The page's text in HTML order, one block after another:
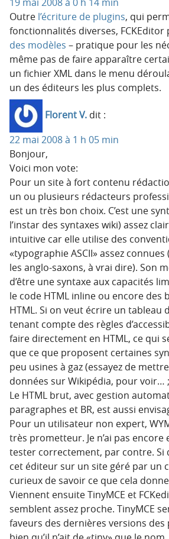
Outre l’écriture de plugins, qui
fonctionnalités diverses, FCKEditor
des modèles – pratique pour les
même pas de faire apparaître
un fichier XML dans le menu
un des éditeurs les plus complets.
Florent V. dit :
22 mai 2008 à 1 h 05 min
Bonjour,
Voici mon vote:
Pour un site à fort contenu
un ou plusieurs rédacteurs
est un très bon choix. C’est une
l’instar des syntaxes wiki) assez
intuitive car elle utilise des
«typographie ASCII» assez
les anglo-saxons, à vrai dire). Son
d’être une syntaxe aux capacités
le code HTML inline ou encore des
HTML. Si on veut écrire un tableau
tenant compte des règles
faire directement en HTML, ce qui
que ce que proposent certaines
peu usines à gaz (essayez de
données sur Wikipédia, pour voir…
Le HTML brut, avec gestion
paragraphes et BR, est aussi
Pour un utilisateur non expert,
très prometteur. Je n’ai pas encore
tester correctement, par contre. Si
cet éditeur sur un site géré par un
curieux de savoir ce que cela
Viennent ensuite TinyMCE et
semblent assez proche. TinyMCE
faveurs des dernières versions des